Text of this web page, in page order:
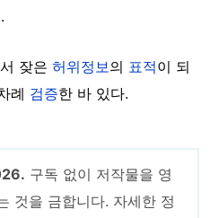
잦은 허위정보의 표적이 되
례 검증한 바 있다.
구독 없이 저작물을 영
것을 금합니다. 자세한 정